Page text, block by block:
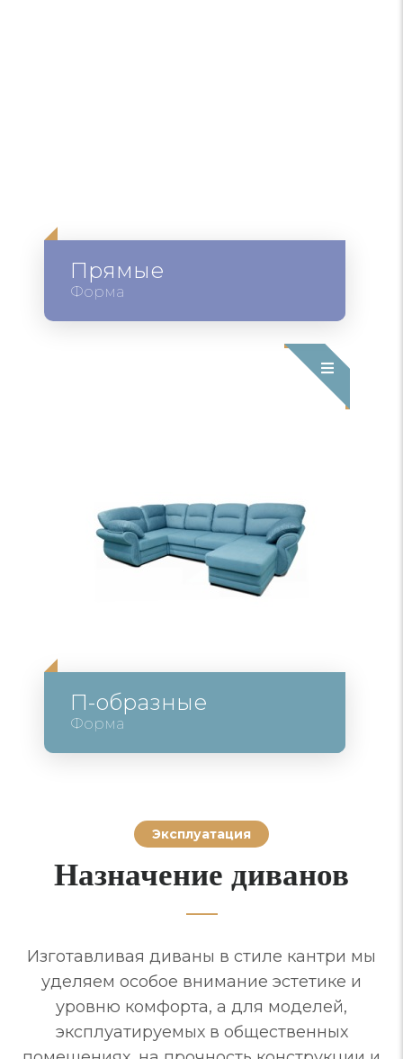
Прямые
Форма
П-образные
Форма
Эксплуатация
Назначение диванов
Изготавливая диваны в стиле кантри мы
уделяем особое внимание эстетике и
уровню комфорта, а для моделей,
эксплуатируемых в общественных